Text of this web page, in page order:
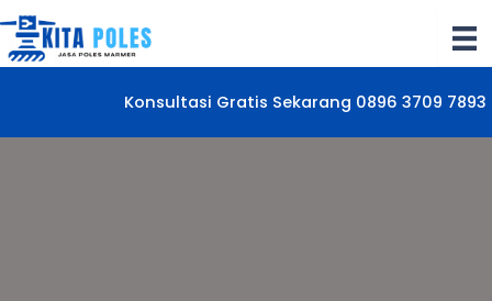
Lewati
ke
konten
Konsultasi Gratis Sekarang 0896 3709 7893